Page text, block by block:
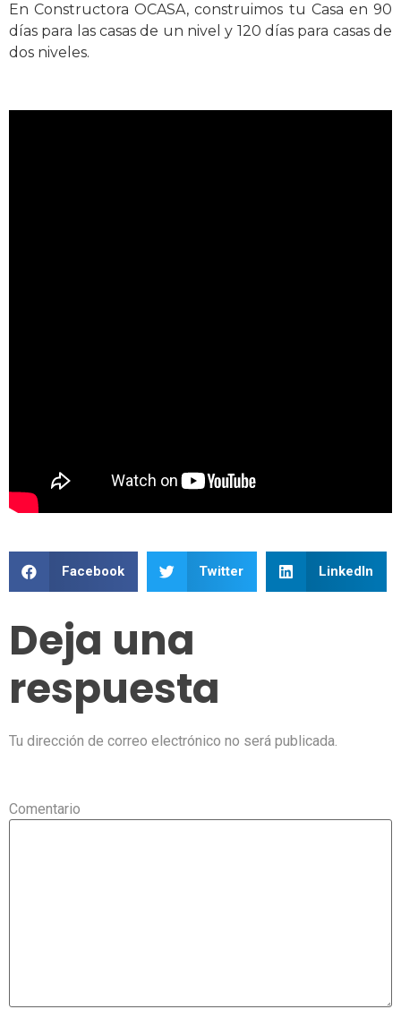
En Constructora OCASA, construimos tu Casa en 90
días para las casas de un nivel y 120 días para casas de
dos niveles.
Facebook Twitter LinkedIn
Deja una
respuesta
Tu dirección de correo electrónico no será publicada.
Comentario